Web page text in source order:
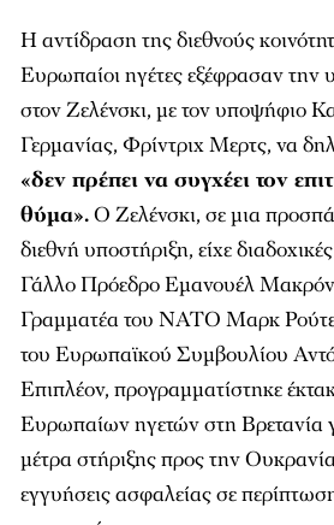
Η αντίδραση της διεθνούς
Ευρωπαίοι ηγέτες εξέφρασαν την
στον Ζελένσκι, με τον υποψήφιο
Γερμανίας, Φρίντριχ Μερτς, να
«δεν πρέπει να συγχέει τον
θύμα».Ο Ζελένσκι, σε μια
διεθνή υποστήριξη, είχε
Γάλλο Πρόεδρο Εμανουέλ Μακρόν,
Γραμματέα του ΝΑΤΟ Μαρκ Ρούτε
του Ευρωπαϊκού Συμβουλίου
Επιπλέον, προγραμματίστηκε
Ευρωπαίων ηγετών στη Βρετανία
μέτρα στήριξης προς την
εγγυήσεις ασφαλείας σε